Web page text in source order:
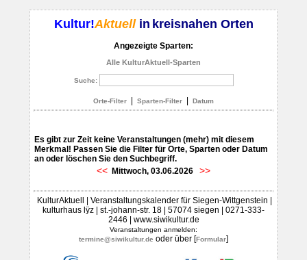
Kultur!Aktuellin kreisnahen Orten
Angezeigte Sparten:
Alle KulturAktuell-Sparten
Suche:
Orte-Filter Sparten-Filter Datum
Es gibt zur Zeit keine Veranstaltungen (mehr) mit diesem
Merkmal! Passen Sie die Filter für Orte, Sparten oder Datum
an oder löschen Sie den Suchbegriff.
<< Mittwoch, 03.06.2026 >>
KulturAktuell | Veranstaltungskalender für Siegen-Wittgenstein |
kulturhaus lÿz | st.-johann-str. 18 | 57074 siegen | 0271-333-
2446 | www.siwikultur.de
Veranstaltungen anmelden:
termine@siwikultur.de oder über [Formular]